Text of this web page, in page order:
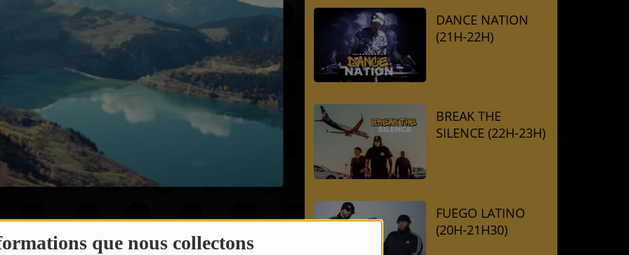
que nous collectons
Pablo Emmanuel - Le TOP TRACK de cette semaine sur
DANCE NATION
(21H-22H)
BREAK THE
SILENCE (22H-23H)
FUEGO LATINO
(20H-21H30)